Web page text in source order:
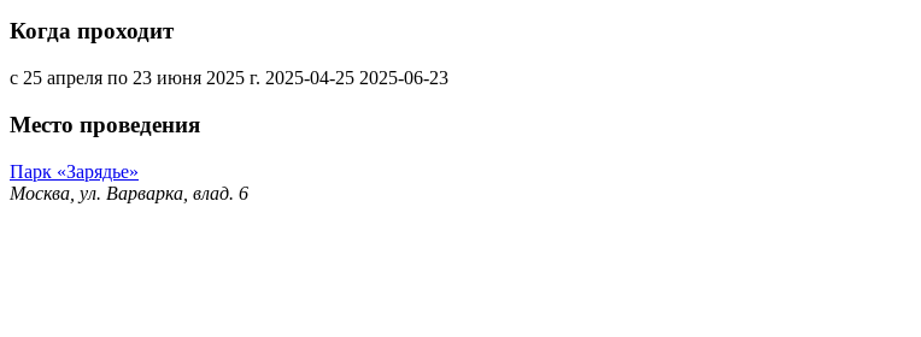
Когда проходит
с 25 апреля по 23 июня 2025 г. 2025-04-25 2025-06-23
Место проведения
Парк «Зарядье»
Москва, ул. Варварка, влад. 6